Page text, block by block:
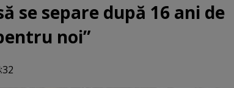
se separe după 16 ani de
noi”